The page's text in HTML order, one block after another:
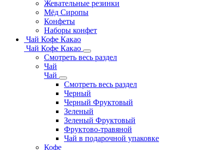
Жевательные резинки
Мёд Сиропы
Конфеты
Наборы конфет
Чай Кофе Какао
Чай Кофе Какао
Смотреть весь раздел
Чай
Чай
Смотреть весь раздел
Черный
Черный Фруктовый
Зеленый
Зеленый Фруктовый
Фруктово-травяной
Чай в подарочной упаковке
Кофе